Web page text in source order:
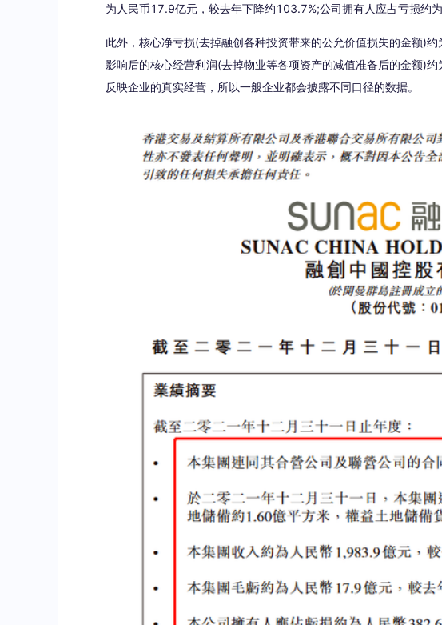
为人民币17.9亿元，较去年下降约103.7%;公司拥有人应占亏损约
此外，核心净亏损(去掉融创各种投资带来的公允价值损失的金额)
影响后的核心经营利润(去掉物业等各项资产的减值准备后的金额)
反映企业的真实经营，所以一般企业都会披露不同口径的数据。